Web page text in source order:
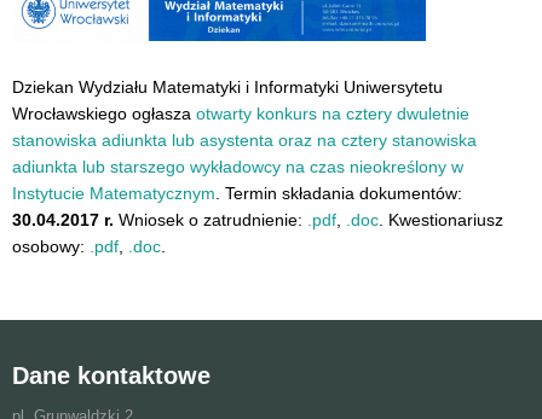
Dziekan Wydziału Matematyki i Informatyki Uniwersytetu
Wrocławskiego ogłasza otwarty konkurs na cztery dwuletnie
stanowiska adiunkta lub asystenta oraz na cztery stanowiska
adiunkta lub starszego wykładowcy na czas nieokreślony w
Instytucie Matematycznym . Termin składania dokumentów:
30.04.2017 r. Wniosek o zatrudnienie: .pdf .doc . Kwestionariusz
osobowy:
.pdf .doc
Dane kontaktowe